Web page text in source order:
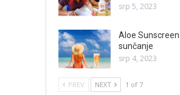
srp 5, 2023
Aloe
sunčanje
srp 4, 2023
PREV NEXT 1 of 7